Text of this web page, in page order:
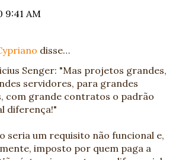
9:41 AM
disse…
Senger: "Mas projetos grandes,
servidores, para grandes
com grande contratos o padrão
diferença!"
seria um requisito não funcional e,
imposto por quem paga a